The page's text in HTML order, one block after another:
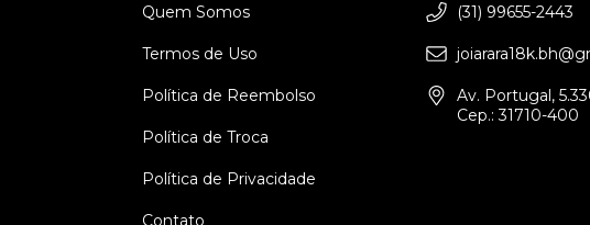
Quem Somos
Termos de Uso
Política de Reembolso
Política de Troca
Política de Privacidade
Contato
(31) 99655-2443
Av. Portugal,
Cep.: 31710-400